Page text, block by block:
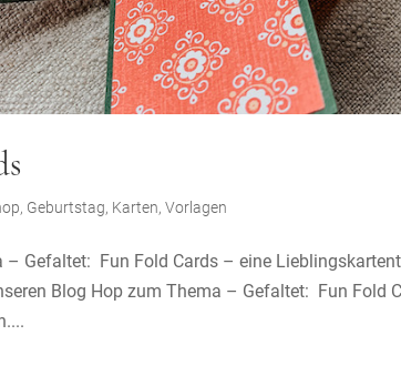
, Geburtstag, Karten,Vorlagen
Gefaltet: Fun Fold Cards – eine
Blog Hop zum Thema – Gefaltet: Fun Fold